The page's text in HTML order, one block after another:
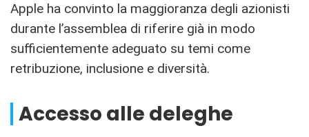
Apple ha convinto la maggioranza degli azionisti
durante l’assemblea di riferire già in modo
sufficientemente adeguato su temi come
retribuzione, inclusione e diversità.
Accesso alle deleghe